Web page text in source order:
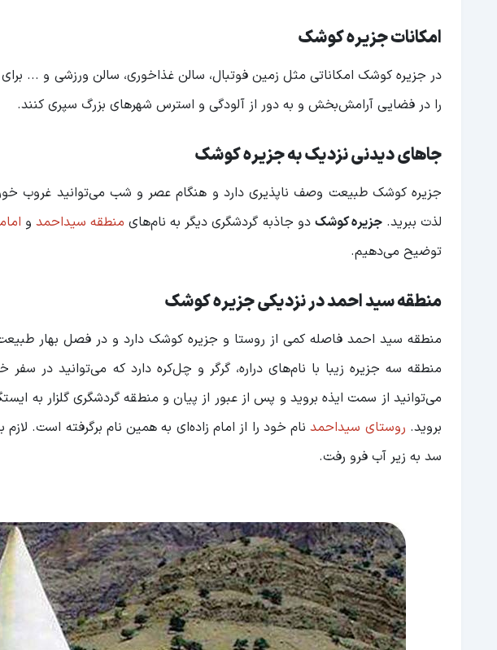
امکانات جزیره کوشک
در جزیره کوشک امکاناتی مثل زمین فوتبال، سالن غذاخوری، سالن ورزشی و ...
را در فضایی آرامش‌بخش و به دور از آلودگی و استرس شهرهای بزرگ سپری کنند.
جاهای دیدنی نزدیک به جزیره کوشک
جزیره کوشک طبیعت وصف ناپذیری دارد و هنگام عصر و شب می‌توانید غروب
لذت ببرید.جزیره کوشک دو جاذبه گردشگری دیگر به نام‌های منطقه سید‌احمد و
توضیح می‌دهیم.
منطقه سید احمد در نزدیکی جزیره کوشک
منطقه سید احمد فاصله کمی از روستا و جزیره کوشک دارد و در فصل بهار
منطقه سه جزیره زیبا با نام‌های دراره، گرگر و چل‌کره دارد که می‌توانید در
می‌توانید از سمت ایذه بروید و پس از عبور از پیان و منطقه گردشگری گلزار به
بروید. روستای سیداحمد
سد به زیر آب فرو رفت.